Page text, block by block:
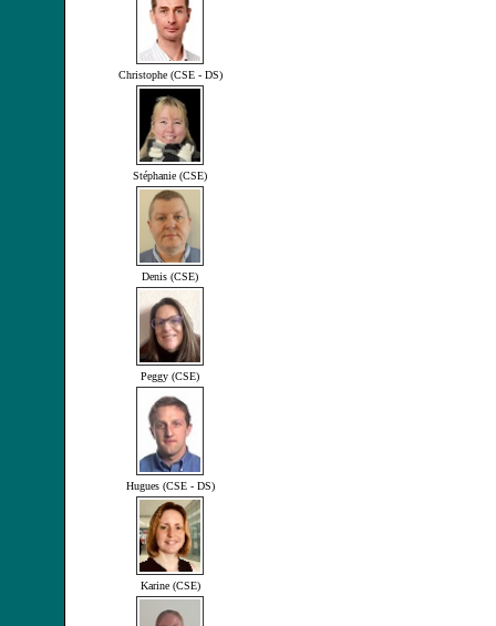
Christophe (CSE - DS)
Stéphanie (CSE)
Denis (CSE)
Peggy (CSE)
Hugues (CSE - DS)
Karine (CSE)